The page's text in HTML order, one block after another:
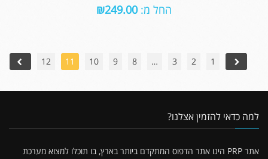
out
החל מ: ₪249.00
1
2
3
…
8
9
10
11
12
למה כדאי להזמין אצלנו?
אתר PRP הינו אתר הדפוס המתקדם ביותר בארץ, בו תוכלו למצוא מערכת